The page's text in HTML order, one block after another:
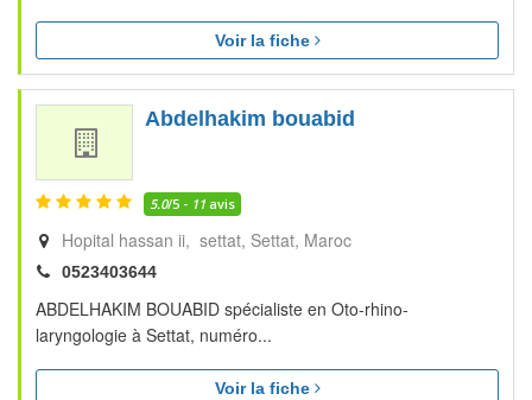
Voir la fiche
Abdelhakim bouabid
5.0/5 - 11 avis
Hopital hassan ii, settat Settat Maroc
0523403644
ABDELHAKIM BOUABID spécialiste en Oto-rhino-
laryngologie à Settat, numéro...
Voir la fiche